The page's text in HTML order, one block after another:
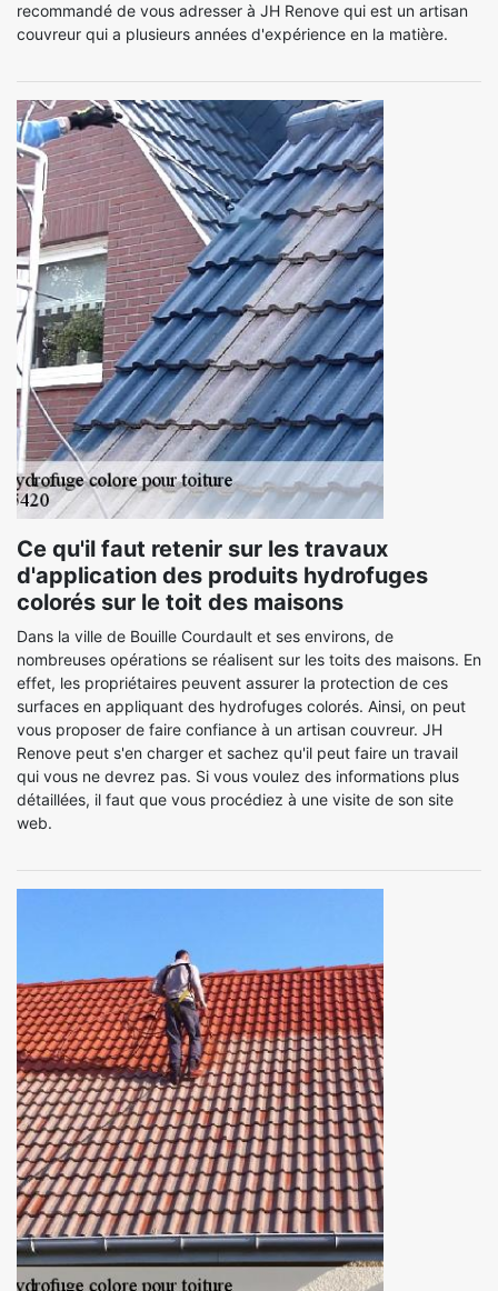
recommandé de vous adresser à JH Renove qui est un artisan
couvreur qui a plusieurs années d'expérience en la matière.
Ce qu'il faut retenir sur les travaux
d'application des produits hydrofuges
colorés sur le toit des maisons
Dans la ville de Bouille Courdault et ses environs, de
nombreuses opérations se réalisent sur les toits des maisons. En
effet, les propriétaires peuvent assurer la protection de ces
surfaces en appliquant des hydrofuges colorés. Ainsi, on peut
vous proposer de faire confiance à un artisan couvreur. JH
Renove peut s'en charger et sachez qu'il peut faire un travail
qui vous ne devrez pas. Si vous voulez des informations plus
détaillées, il faut que vous procédiez à une visite de son site
web.